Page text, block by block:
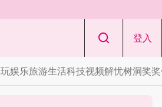
登入
娱乐旅游生活科技视频解忧树洞奖